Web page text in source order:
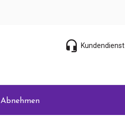
Kundendienst
Abnehmen